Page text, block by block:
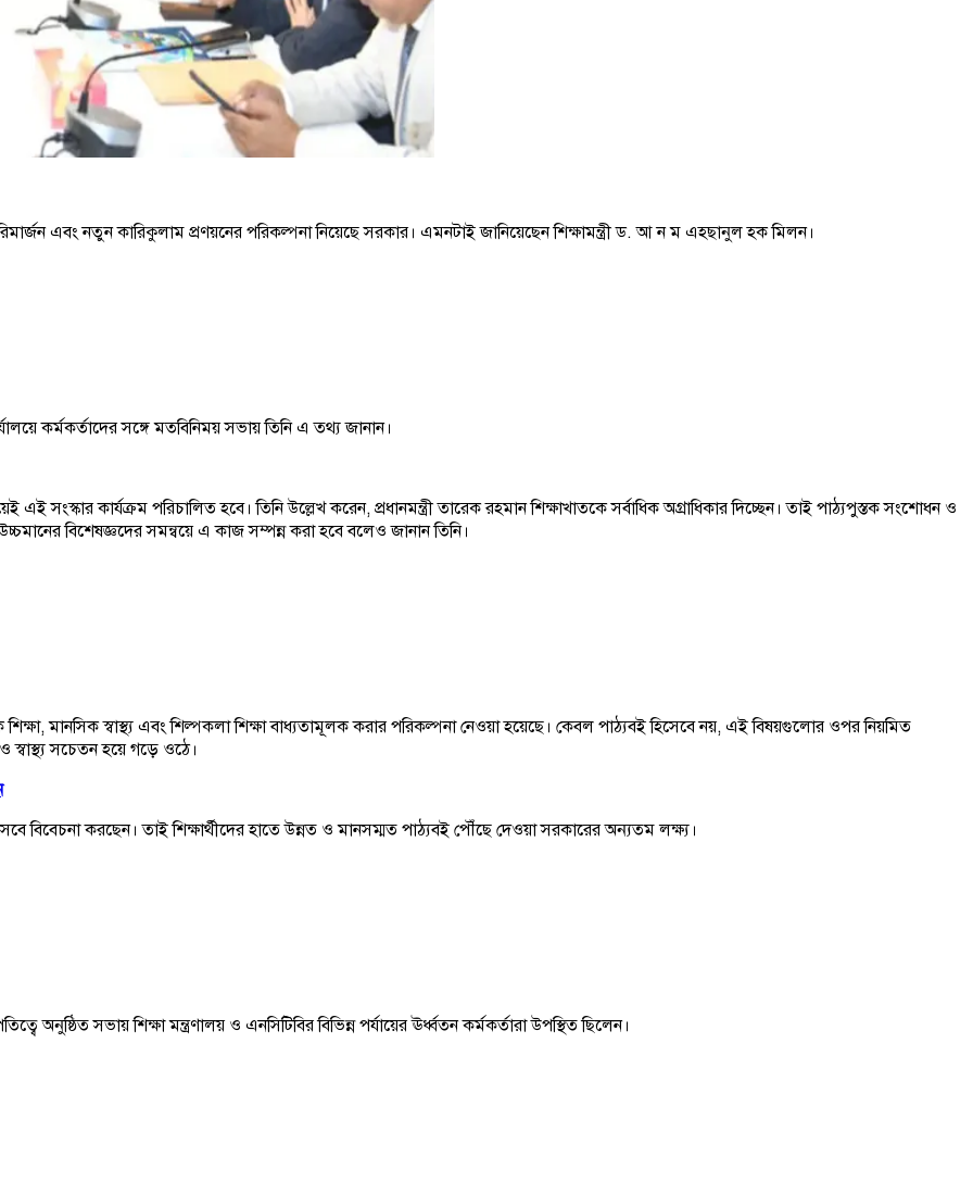
এবং নতুন কারিকুলাম প্রণয়নের পরিকল্পনা নিয়েছে সরকার। এমনটাই জানিয়েছেন শিক্ষামন্ত্রী ড. আ ন ম এহছানুল হক মিলন।
কর্মকর্তাদের সঙ্গে মতবিনিময় সভায় তিনি এ তথ্য জানান।
এই সংস্কার কার্যক্রম পরিচালিত হবে। তিনি উল্লেখ করেন, প্রধানমন্ত্রী তারেক রহমান শিক্ষাখাতকে সর্বাধিক অগ্রাধিকার দিচ্ছেন। তাই পাঠ্যপুস্তক সংশোধন ও
বিশেষজ্ঞদের সমন্বয়ে এ কাজ সম্পন্ন করা হবে বলেও জানান তিনি।
মানসিক স্বাস্থ্য এবং শিল্পকলা শিক্ষা বাধ্যতামূলক করার পরিকল্পনা নেওয়া হয়েছে। কেবল পাঠ্যবই হিসেবে নয়, এই বিষয়গুলোর ওপর নিয়মিত
স্বাস্থ্য সচেতন হয়ে গড়ে ওঠে।
বিবেচনা করছেন। তাই শিক্ষার্থীদের হাতে উন্নত ও মানসম্মত পাঠ্যবই পৌঁছে দেওয়া সরকারের অন্যতম লক্ষ্য।
অনুষ্ঠিত সভায় শিক্ষা মন্ত্রণালয় ও এনসিটিবির বিভিন্ন পর্যায়ের ঊর্ধ্বতন কর্মকর্তারা উপস্থিত ছিলেন।